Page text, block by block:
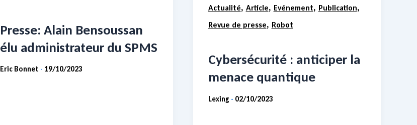
Presse: Alain Bensoussan
élu administrateur du SPMS
Eric Bonnet - 19/10/2023
Actualité, Article, Evénement, Publication,
Revue de presse, Robot
Cybersécurité : anticiper la
menace quantique
Lexing - 02/10/2023